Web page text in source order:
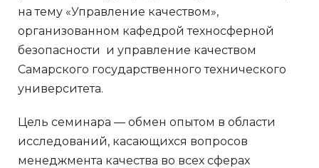
на тему «Управление качеством»,
организованном кафедрой техносферной
безопасности и управление качеством
Самарского государственного технического
университета.
Цель семинара — обмен опытом в области
исследований, касающихся вопросов
менеджмента качества во всех сферах